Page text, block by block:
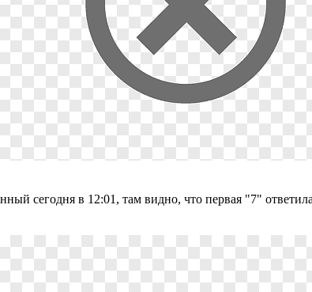
сегодня в 12:01, там видно, что первая "7"